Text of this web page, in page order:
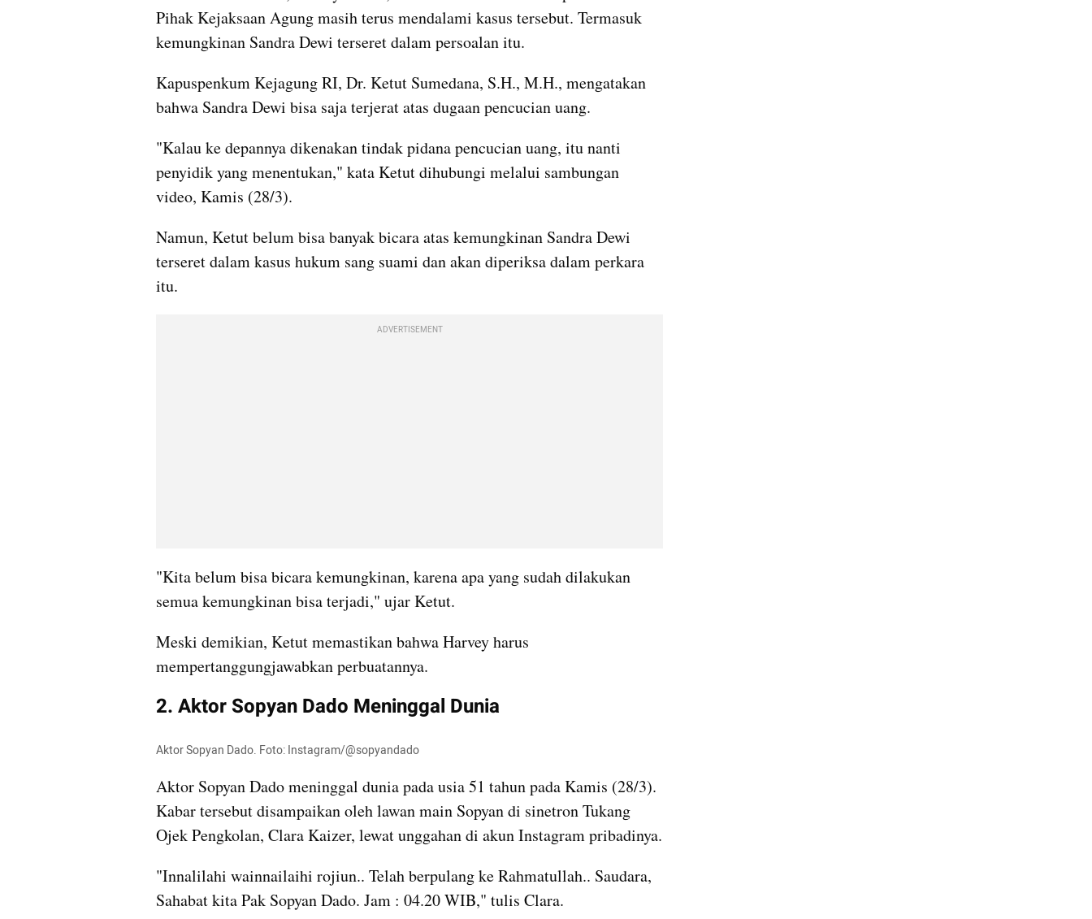
Pihak Kejaksaan Agung masih terus mendalami kasus tersebut. Termasuk
kemungkinan Sandra Dewi terseret dalam persoalan itu.
Kapuspenkum Kejagung RI, Dr. Ketut Sumedana, S.H., M.H., mengatakan
bahwa Sandra Dewi bisa saja terjerat atas dugaan pencucian uang.
"Kalau ke depannya dikenakan tindak pidana pencucian uang, itu nanti
penyidik yang menentukan," kata Ketut dihubungi melalui sambungan
video, Kamis (28/3).
Namun, Ketut belum bisa banyak bicara atas kemungkinan Sandra Dewi
terseret dalam kasus hukum sang suami dan akan diperiksa dalam perkara
itu.
ADVERTISEMENT
"Kita belum bisa bicara kemungkinan, karena apa yang sudah dilakukan
semua kemungkinan bisa terjadi," ujar Ketut.
Meski demikian, Ketut memastikan bahwa Harvey harus
mempertanggungjawabkan perbuatannya.
2. Aktor Sopyan Dado Meninggal Dunia
Aktor Sopyan Dado. Foto: Instagram/@sopyandado
Aktor Sopyan Dado meninggal dunia pada usia 51 tahun pada Kamis (28/3).
Kabar tersebut disampaikan oleh lawan main Sopyan di sinetron Tukang
Ojek Pengkolan, Clara Kaizer, lewat unggahan di akun Instagram pribadinya.
"Innalilahi wainnailaihi rojiun.. Telah berpulang ke Rahmatullah.. Saudara,
Sahabat kita Pak Sopyan Dado. Jam : 04.20 WIB," tulis Clara.